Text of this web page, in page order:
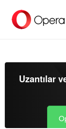
içeriğe
Uzantılar